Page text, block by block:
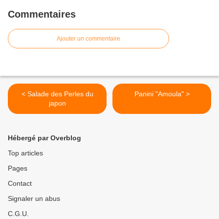
Commentaires
Ajouter un commentaire
< Salade des Perles du
japon
Panini "Amoula" >
Hébergé par Overblog
Top articles
Pages
Contact
Signaler un abus
C.G.U.